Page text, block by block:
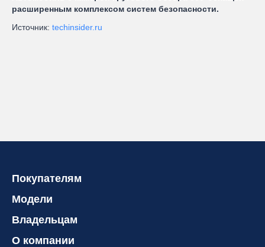
расширенным комплексом систем безопасности.
Источник: techinsider.ru
Покупателям
Модели
Владельцам
О компании